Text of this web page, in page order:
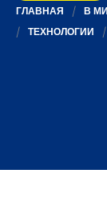
ГЛАВНАЯ В
ТЕХНОЛОГИИ